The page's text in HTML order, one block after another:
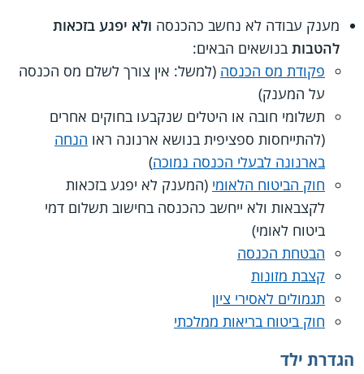
מענק עבודה לא נחשב כהכנסה ולא יפגע בזכאות
להטבות בנושאים הבאים:
פקודת מס הכנסה (למשל: אין צורך לשלם מס הכנסה
על המענק)
תשלומי חובה או היטלים שנקבעו בחוקים אחרים
(להתייחסות ספציפית בנושא ארנונה ראו הנחה
בארנונה לבעלי הכנסה נמוכה)
חוק הביטוח הלאומי (המענק לא יפגע בזכאות
לקצבאות ולא ייחשב כהכנסה בחישוב תשלום דמי
ביטוח לאומי)
הבטחת הכנסה
קצבת מזונות
תגמולים לאסירי ציון
חוק ביטוח בריאות ממלכתי
הגדרת ילד